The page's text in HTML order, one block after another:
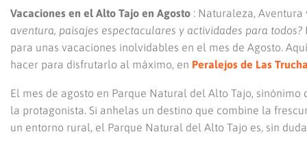
Vacaciones en el Alto Tajo en Agosto : Naturaleza, Aventura
aventura, paisajes espectaculares y actividades para todos?
para unas vacaciones inolvidables en el mes de Agosto.
hacer para disfrutarlo al máximo, en Peralejos de Las
El mes de agosto en Parque Natural del Alto Tajo,
la protagonista. Si anhelas un destino que combine la
un entorno rural, el Parque Natural del Alto Tajo es, sin